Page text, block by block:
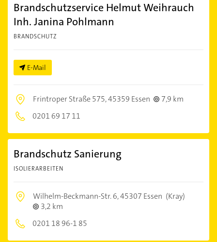
Brandschutzservice Helmut Weihrauch
Inh. Janina Pohlmann
BRANDSCHUTZ
E-Mail
Frintroper Straße 575,45359 Essen
7,9 km
0201 69 17 11
Brandschutz Sanierung
ISOLIERARBEITEN
Wilhelm-Beckmann-Str. 6,45307 Essen (Kray)
3,2 km
0201 18 96-1 85